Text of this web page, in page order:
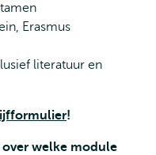
Erasmus
literatuur en
!
over welke module